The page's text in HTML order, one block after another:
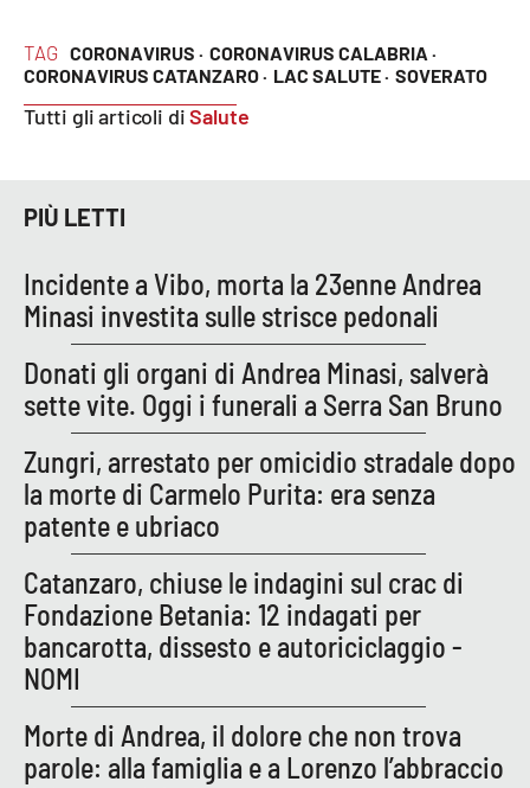
TAG CORONAVIRUS · CORONAVIRUS CALABRIA ·
CORONAVIRUS CATANZARO · LAC SALUTE · SOVERATO
Tutti gli articoli diSalute
PIÙ LETTI
Incidente a Vibo, morta la 23enne Andrea
Minasi investita sulle strisce pedonali
Donati gli organi di Andrea Minasi, salverà
sette vite. Oggi i funerali a Serra San Bruno
Zungri, arrestato per omicidio stradale dopo
la morte di Carmelo Purita: era senza
patente e ubriaco
Catanzaro, chiuse le indagini sul crac di
Fondazione Betania: 12 indagati per
bancarotta, dissesto e autoriciclaggio -
NOMI
Morte di Andrea, il dolore che non trova
parole: alla famiglia e a Lorenzo l’abbraccio